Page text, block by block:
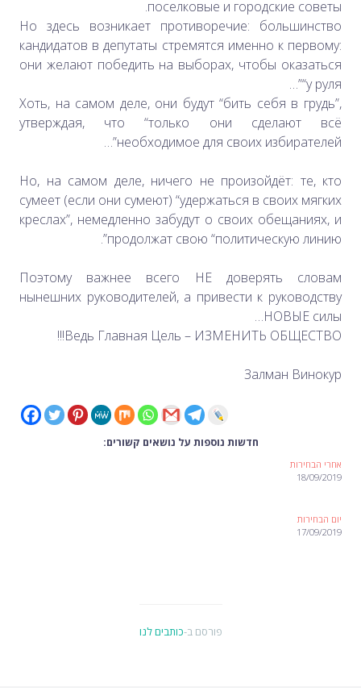
поселковые и городские советы.
Но здесь возникает противоречие: большинство
кандидатов в депутаты стремятся именно к первому:
они желают победить на выборах, чтобы оказаться
“у руля”…
Хоть, на самом деле, они будут “бить себя в грудь”,
утверждая, что “только они сделают всё
необходимое для своих избирателей”…
Но, на самом деле, ничего не произойдёт: те, кто
сумеет (если они сумеют) “удержаться в своих мягких
креслах”, немедленно забудут о своих обещаниях, и
продолжат свою “политическую линию”.
Поэтому важнее всего НЕ доверять словам
нынешних руководителей, а привести к руководству
НОВЫЕ силы…
Ведь Главная Цель – ИЗМЕНИТЬ ОБЩЕСТВО!!!
Залман Винокур
חדשות נוספות על נושאים קשורים:
אחרי הבחירות
18/09/2019
יום הבחירות
17/09/2019
פורסם ב-כותבים לנו